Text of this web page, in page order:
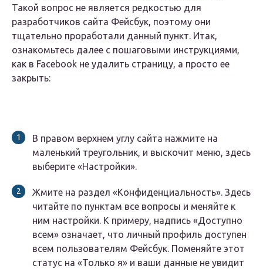
Такой вопрос не является редкостью для
разработчиков сайта Фейсбук, поэтому они
тщательно проработали данный пункт. Итак,
ознакомьтесь далее с пошаговыми инструкциями,
как в Facebook не удалить страницу, а просто ее
закрыть:
В правом верхнем углу сайта нажмите на
маленький треугольник, и выскочит меню, здесь
выберите «Настройки».
Жмите на раздел «Конфиденциальность». Здесь
читайте по пунктам все вопросы и меняйте к
ним настройки. К примеру, надпись «Доступно
всем» означает, что личный профиль доступен
всем пользователям Фейсбук. Поменяйте этот
статус на «Только я» и ваши данные не увидит